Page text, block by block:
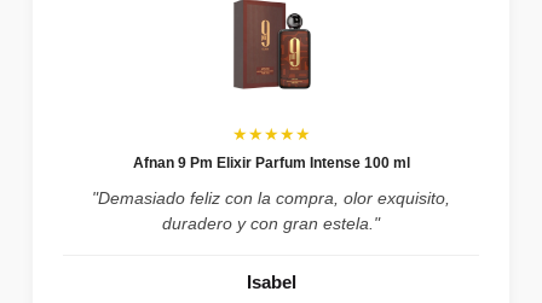
★★★★★
Afnan 9 Pm Elixir Parfum Intense 100 ml
"Demasiado feliz con la compra, olor exquisito,
duradero y con gran estela."
Isabel